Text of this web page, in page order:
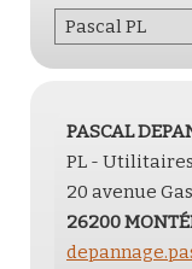
PASCAL
PL - Utilitaires
20 avenue
26200